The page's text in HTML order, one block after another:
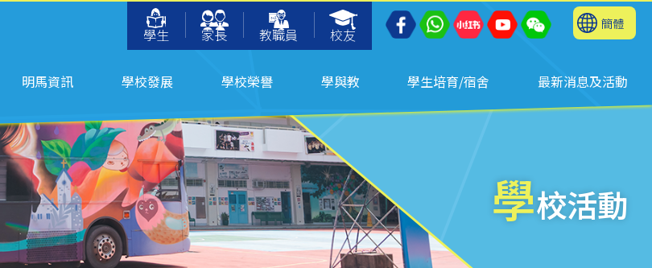
學生
家長 教職員 校友
簡體
明馬資訊 學校發展 學校榮譽 學與教 學生培育/宿舍 最新消息及活動
學校活動